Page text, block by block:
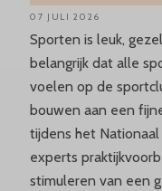
Sporten is leuk,
belangrijk dat alle
voelen op de
bouwen aan een
tijdens het
experts
stimuleren van een
07 JULI 2026